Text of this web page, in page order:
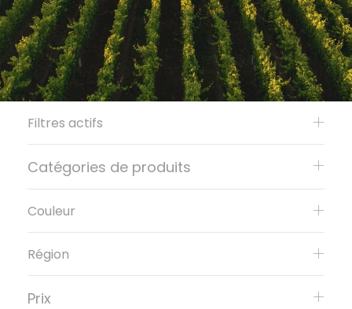
Filtres actifs
Catégories de produits
Couleur
Région
Prix